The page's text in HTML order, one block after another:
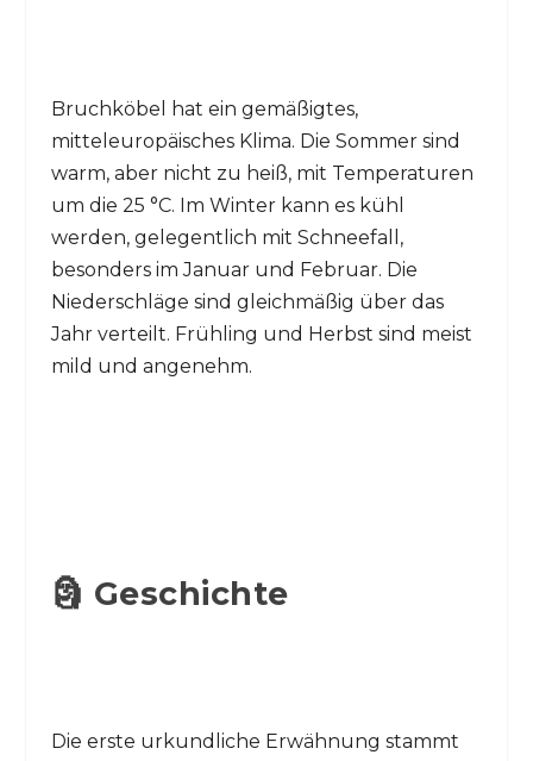
Bruchköbel hat ein gemäßigtes,
mitteleuropäisches Klima. Die Sommer sind
warm, aber nicht zu heiß, mit Temperaturen
um die 25 °C. Im Winter kann es kühl
werden, gelegentlich mit Schneefall,
besonders im Januar und Februar. Die
Niederschläge sind gleichmäßig über das
Jahr verteilt. Frühling und Herbst sind meist
mild und angenehm.
🗿 Geschichte
Die erste urkundliche Erwähnung stammt